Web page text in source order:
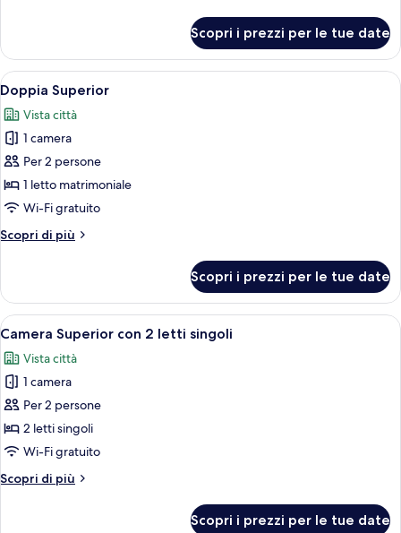
Standard
Scopri i prezzi per le tue date
Apri
tutte
le
foto
per
Doppia
Superior
Una camera compatta con un letto,
10
Doppia Superior
Vista città
1 camera
Per 2 persone
1 letto matrimoniale
Wi-Fi gratuito
Scopri di più
Altri
Superior
Scopri i prezzi per le tue date
Apri
tutte
le
foto
per
Camera
Superior
2
Camera d'albergo con due letti, una
10
Camera Superior con 2 letti singoli
Vista città
1 camera
Per 2 persone
2 letti singoli
Wi-Fi gratuito
Scopri di più
Altri
Scopri i prezzi per le tue date